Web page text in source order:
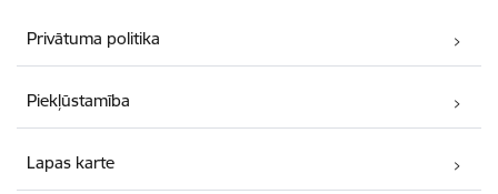
Privātuma politika
Piekļūstamība
Lapas karte